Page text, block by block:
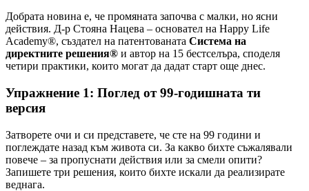
Добрата новина е, че промяната започва с малки, но ясни
действия. Д-р Стояна Нацева – основател на Happy Life
Academy®, създател на патентованата Система на
директните решения® и автор на 15 бестселъра, споделя
четири практики, които могат да дадат старт още днес.
Упражнение 1: Поглед от 99-годишната ти
версия
Затворете очи и си представете, че сте на 99 години и
поглеждате назад към живота си. За какво бихте съжалявали
повече – за пропуснати действия или за смели опити?
Запишете три решения, които бихте искали да реализирате
веднага.